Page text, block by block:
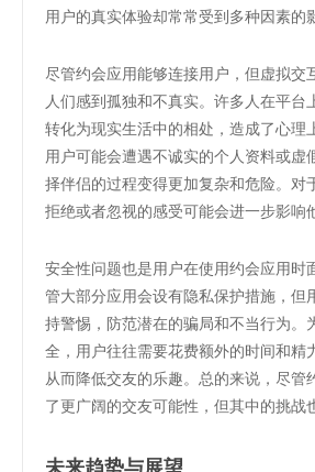
用户的真实体验却常常受到多种因素的
尽管约会应用能够连接用户，但虚拟交
人们感到孤独和不真实。许多人在平台
转化为现实生活中的相处，造成了心理
用户可能会遭遇不诚实的个人资料或虚
择伴侣的过程变得更加复杂和危险。对
拒绝或者忽视的感受可能会进一步影响
安全性问题也是用户在使用约会应用时
管大部分应用会设有隐私保护措施，但
持警惕，防范潜在的骗局和不当行为。
全，用户往往需要花费额外的时间和精
从而降低交友的乐趣。总的来说，尽管
了更广阔的交友可能性，但其中的挑战